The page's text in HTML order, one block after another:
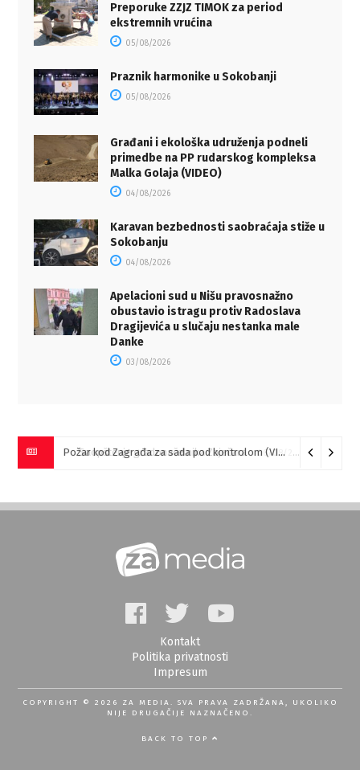
Preporuke ZZJZ TIMOK za period
ekstremnih vrućina
05/08/2026
Praznik harmonike u Sokobanji
05/08/2026
Građani i ekološka udruženja podneli
primedbe na PP rudarskog kompleksa
Malka Golaja (VIDEO)
04/08/2026
Karavan bezbednosti saobraćaja stiže u
Sokobanju
04/08/2026
Apelacioni sud u Nišu pravosnažno
obustavio istragu protiv Radoslava
Dragijevića u slučaju nestanka male
Danke
03/08/2026
Požar kod Zagrađa za sada pod kontrolom (VIDEO) 05/08/
Kontakt
Politika privatnosti
Impresum
COPYRIGHT © 2026 ZA MEDIA. SVA PRAVA ZADRŽANA, UKOLIKO
NIJE DRUGAČIJE NAZNAČENO.
BACK TO TOP